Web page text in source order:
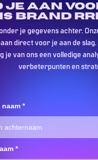
je aan
Brand
je gegevens achter.
direct voor je aan de
je van ons een volledige
verbeterpunten en
naam *
*